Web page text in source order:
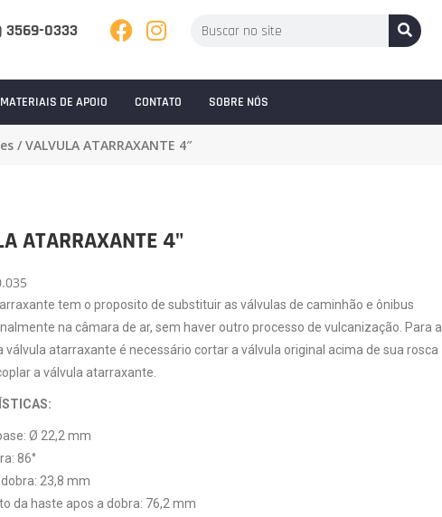
3569-0333
MATERIAIS DE APOIO CONTATO SOBRE NÓS
/ VALVULA ATARRAXANTE 4″
ATARRAXANTE 4"
tem o proposito de substituir as válvulas de caminhão e ônibus
na câmara de ar, sem haver outro processo de vulcanização. Para a
válvula atarraxante é necessário cortar a válvula original acima de sua rosca
a válvula atarraxante.
Ø 22,2 mm
86°
23,8 mm
da haste apos a dobra: 76,2 mm